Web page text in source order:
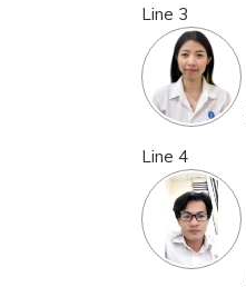
Line 3
Line 4